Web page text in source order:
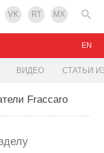
VK RT MX
ВИДЕО СТАТЬИ
EN
Fraccaro